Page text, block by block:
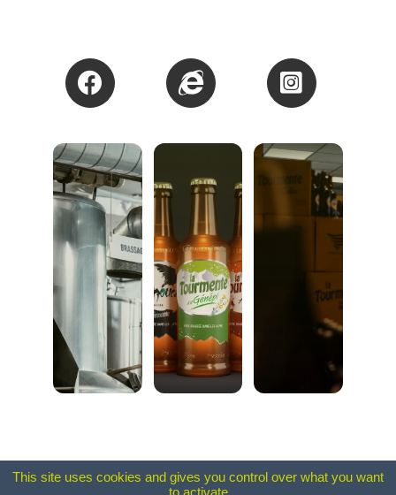
This site uses cookies and gives you control over what you want
to activate